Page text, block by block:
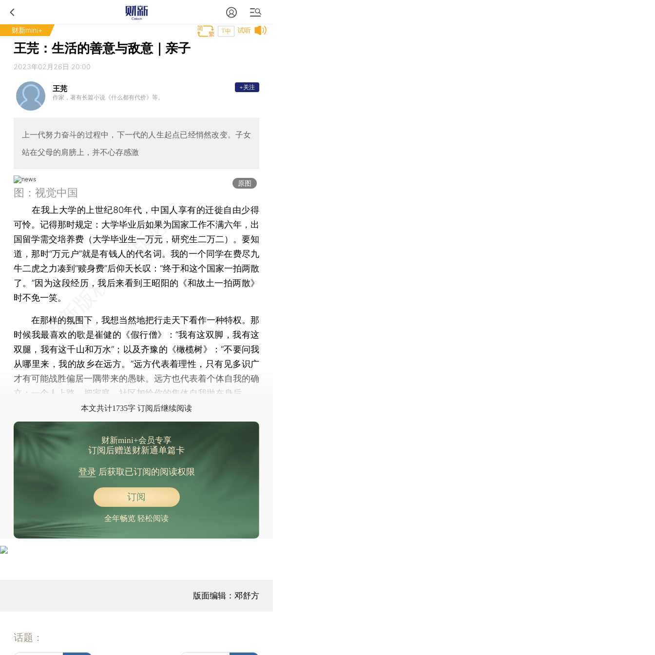
财新mini+ 试听
T中
王芫：生活的善意与敌意｜亲子
2023年02月26日 20:00
王芫
作家，著有长篇小说《什么都有代价》等。
+关注
上一代努力奋斗的过程中，下一代的人生起点已经悄然改变。子女
站在父母的肩膀上，并不心存感激
原图
图：视觉中国
在我上大学的上世纪80年代，中国人享有的迁徙自由少得
可怜。记得那时规定：大学毕业后如果为国家工作不满六年，出
国留学需交培养费（大学毕业生一万元，研究生二万二）。要知
道，那时“万元户”就是有钱人的代名词。我的一个同学在费尽九
牛二虎之力凑到“赎身费”后仰天长叹：“终于和这个国家一拍两散
了。”因为这段经历，我后来看到王昭阳的《和故土一拍两散》
时不免一笑。
在那样的氛围下，我想当然地把行走天下看作一种特权。那
时候我最喜欢的歌是崔健的《假行僧》：“我有这双脚，我有这
双腿，我有这千山和万水”；以及齐豫的《橄榄树》：“不要问我
从哪里来，我的故乡在远方。”远方代表着理性，只有见多识广
才有可能战胜偏居一隅带来的愚昧。远方也代表着个体自我的确
立：一个人上路，把家庭、社区加给你的集体自我抛在身后。
本文共计1735字 订阅后继续阅读
财新mini+会员专享
订阅后赠送财新通单篇卡
登录后获取已订阅的阅读权限
订阅
全年畅览 轻松阅读
版面编辑：邓舒方
话题：